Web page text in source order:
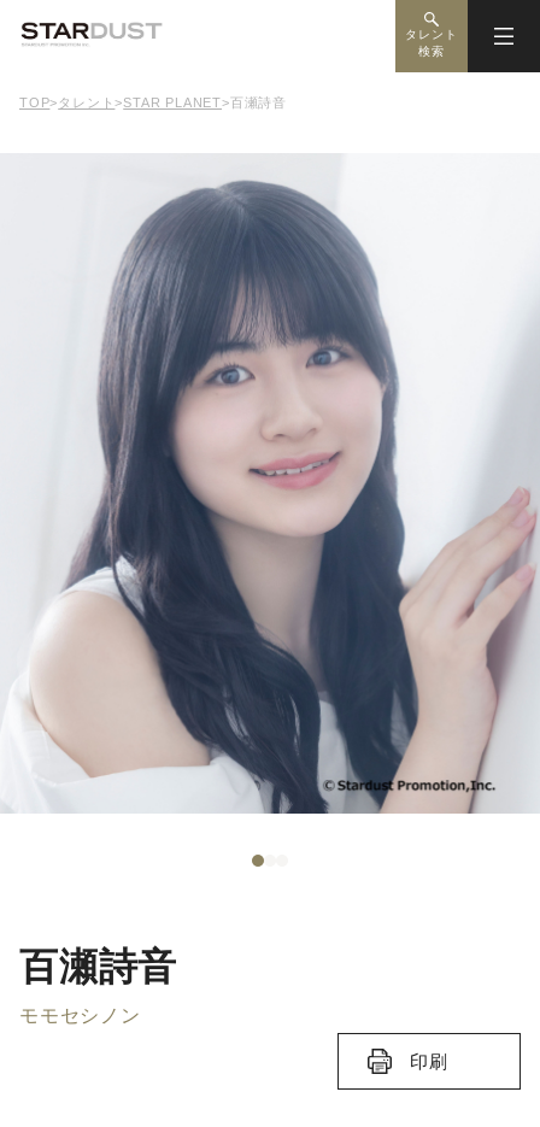
タレント
検索
TOP> タレント>STAR PLANET>百瀬詩音
百瀬詩音
モモセシノン
印刷